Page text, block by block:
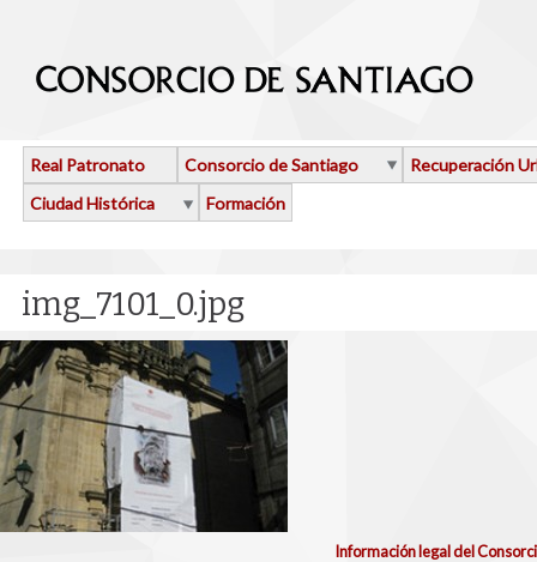
Real Patronato Consorcio de Santiago
Recuperación
Ciudad Histórica
Formación
img_7101_0.jpg
Información legal del